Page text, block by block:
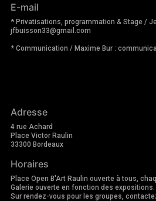
E-mail
* Privatisations, programmation & Stage /
jfbuisson33@gmail.com
* Communication / Maxime Bur :
Adresse
4 rue Achard
Place Victor Raulin
33300 Bordeaux
Horaires
Place Open B'Art Raulin ouverte à tous,
Galerie ouverte en fonction des expositions.
Sur rendez-vous pour les groupes,